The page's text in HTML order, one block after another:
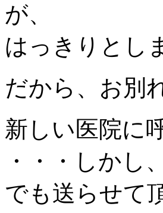
が、
はっきりとし
だから、お別
新しい医院に
・・・しかし
でも送らせて